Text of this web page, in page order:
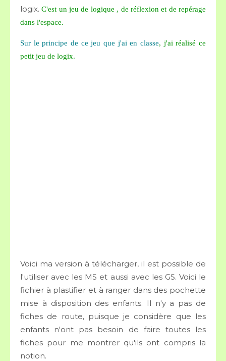
logix. C'est un jeu de logique , de réflexion et de repérage
dans l'espace.
Sur le principe de ce jeu que j'ai en classe, j'ai réalisé ce
petit jeu de logix.
Voici ma version à télécharger, il est possible de
l'utiliser avec les MS et aussi avec les GS. Voici le
fichier à plastifier et à ranger dans des pochette
mise à disposition des enfants. Il n'y a pas de
fiches de route, puisque je considère que les
enfants n'ont pas besoin de faire toutes les
fiches pour me montrer qu'ils ont compris la
notion.